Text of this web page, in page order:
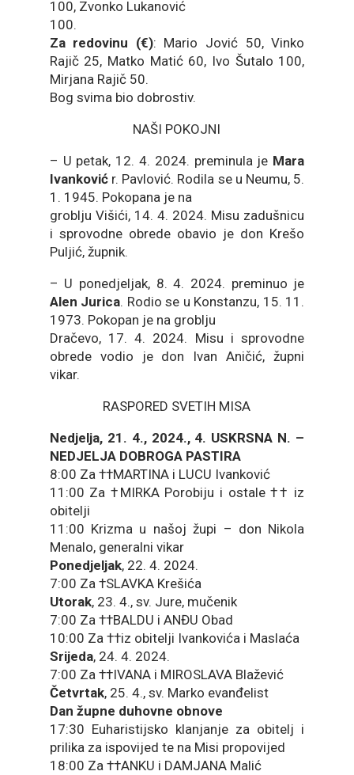
100, Zvonko Lukanović
100.
Za redovinu (€): Mario Jović 50, Vinko
Rajič 25, Matko Matić 60, Ivo Šutalo 100,
Mirjana Rajič 50.
Bog svima bio dobrostiv.
NAŠI POKOJNI
– U petak, 12. 4. 2024. preminula je Mara
Ivankovićr. Pavlović. Rodila se u Neumu, 5.
1. 1945. Pokopana je na
groblju Višići, 14. 4. 2024. Misu zadušnicu
i sprovodne obrede obavio je don Krešo
Puljić, župnik.
– U ponedjeljak, 8. 4. 2024. preminuo je
Alen Jurica. Rodio se u Konstanzu, 15. 11.
1973. Pokopan je na groblju
Dračevo, 17. 4. 2024. Misu i sprovodne
obrede vodio je don Ivan Aničić, župni
vikar.
RASPORED SVETIH MISA
Nedjelja, 21. 4., 2024., 4. USKRSNA N. –
NEDJELJA DOBROGA PASTIRA
8:00 Za ††MARTINA i LUCU Ivanković
11:00 Za †MIRKA Porobiju i ostale †† iz
obitelji
11:00 Krizma u našoj župi – don Nikola
Menalo, generalni vikar
Ponedjeljak, 22. 4. 2024.
7:00 Za †SLAVKA Krešića
Utorak, 23. 4., sv. Jure, mučenik
7:00 Za ††BALDU i ANĐU Obad
10:00 Za ††iz obitelji Ivankovića i Maslaća
Srijeda, 24. 4. 2024.
7:00 Za ††IVANA i MIROSLAVA Blažević
Četvrtak, 25. 4., sv. Marko evanđelist
Dan župne duhovne obnove
17:30 Euharistijsko klanjanje za obitelj i
prilika za ispovijed te na Misi propovijed
18:00 Za ††ANKU i DAMJANA Malić